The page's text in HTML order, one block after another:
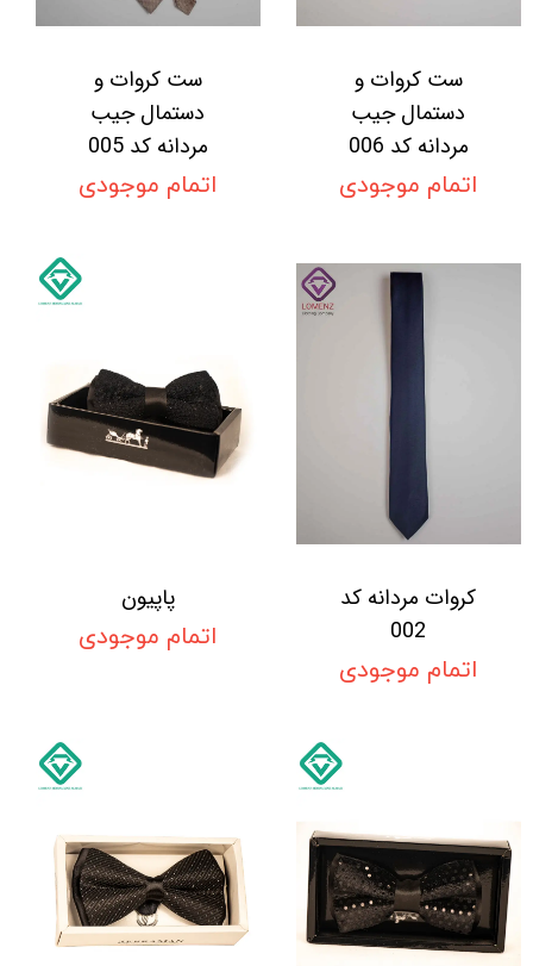
ست کروات و
دستمال جیب
مردانه کد 006
اتمام موجودی
ست کروات و
دستمال جیب
مردانه کد 005
اتمام موجودی
کروات مردانه کد
002
اتمام موجودی
پاپیون
اتمام موجودی